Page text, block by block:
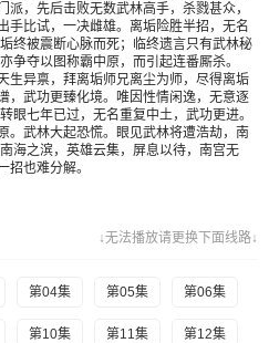
，先后击败无数武林高手，杀戮甚众，
手比试，一决雌雄。离垢险胜半招，无名
终被震断心脉而死；临终遗言只有武林秘
夺以图称霸中原，而引起连番厮杀。
异禀，拜离垢师兄离尘为师，尽得离垢
，武功更臻化境。唯因性情闲逸，无意逐
七年已过，无名重复中土，武功更进。
。武林大起恐慌。眼见武林将遭浩劫，南
之滨，英雄云集，屏息以待，南宫无
招也难分解。
↓无法播放请更换下面线路↓
第04集 第05集 第06集
第10集 第11集 第12集